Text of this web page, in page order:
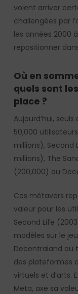
voient arriver
challengées par
les années 2000
repositionner
Où en
quels sont
place ?
Aujourd’hui,
50,000
millions), Second
millions), The
(200,000) ou
Ces métavers
valeur pour les
Second Life
modèles sur le
Decentraland ou
des plateformes
virtuels et d’arts.
Meta, axe sa